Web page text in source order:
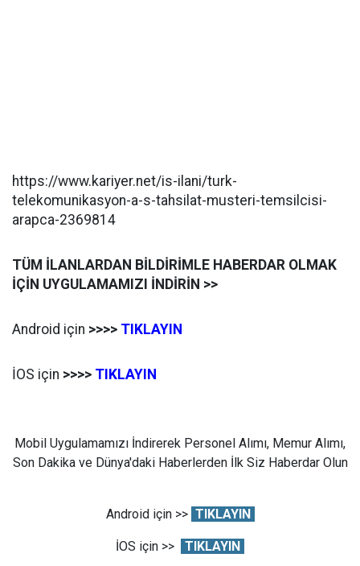
https://www.kariyer.net/is-ilani/turk-
telekomunikasyon-a-s-tahsilat-musteri-temsilcisi-
arapca-2369814
TÜM İLANLARDAN BİLDİRİMLE HABERDAR OLMAK
İÇİN UYGULAMAMIZI İNDİRİN >>
Android için >>>> TIKLAYIN
İOS için >>>> TIKLAYIN
Mobil Uygulamamızı İndirerek Personel Alımı, Memur Alımı,
Son Dakika ve Dünya'daki Haberlerden İlk Siz Haberdar Olun
Android için >> TIKLAYIN
İOS için >> TIKLAYIN